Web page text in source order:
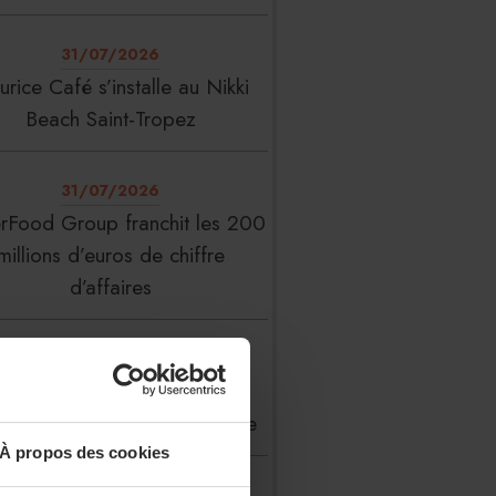
À propos des cookies
31/07/2026
Café s’installe au Nikki
Beach Saint-Tropez
31/07/2026
Group franchit les 200
d’euros de chiffre
d’affaires
31/07/2026
Liste : La Réserve Paris de
meilleur hôtel du monde